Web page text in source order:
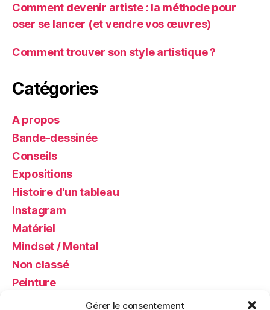
Gérer le consentement
Comment devenir artiste : la méthode pour
oser se lancer (et vendre vos œuvres)
Comment trouver son style artistique ?
Catégories
A propos
Bande-dessinée
Conseils
Expositions
Histoire d'un tableau
Instagram
Matériel
Mindset / Mental
Non classé
Peinture